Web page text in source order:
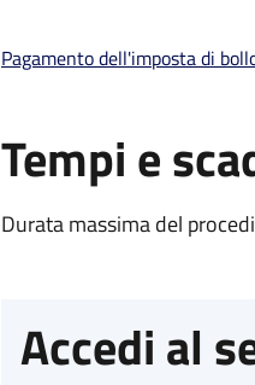
Pagamento dell'imposta di
Tempi e
Durata massima del
Accedi al